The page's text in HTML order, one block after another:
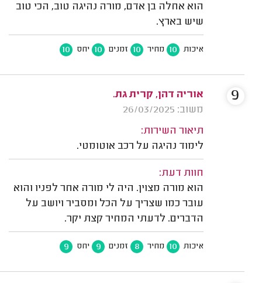
הוא אחלה בן אדם, מורה נהיגה טוב, הכי טוב
שיש בארץ.
איכות 10 מחיר 10 זמנים 10 יחס 10
אוריה דהן, קרית גת.
משוב: 26/03/2025
תיאור השירות:
לימוד נהיגה על רכב אוטומטי.
חוות דעת:
הוא מורה מצוין. היה לי מורה אחר לפניו והוא
עובר כמו שצריך על הכל ומסביר ויושב על
הדברים. לדעתי המחיר קצת יקר.
איכות 10 מחיר 8 זמנים 9 יחס 9
9